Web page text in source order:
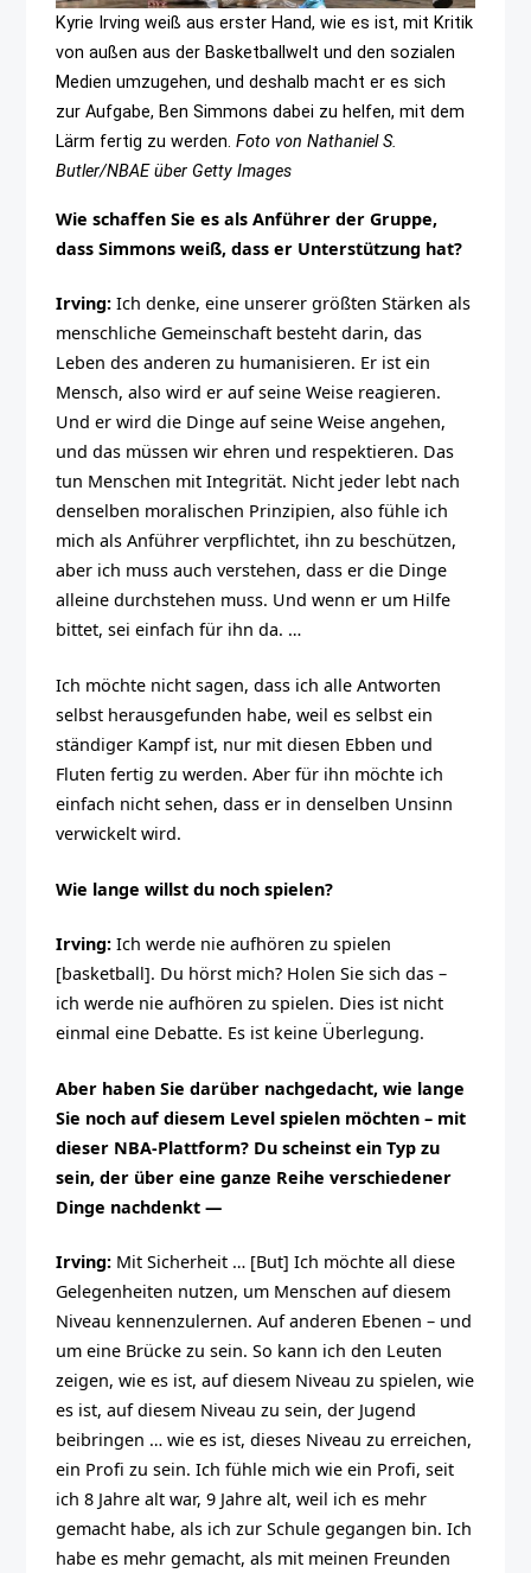
Kyrie Irving weiß aus erster Hand, wie es ist, mit Kritik
von außen aus der Basketballwelt und den sozialen
Medien umzugehen, und deshalb macht er es sich
zur Aufgabe, Ben Simmons dabei zu helfen, mit dem
Lärm fertig zu werden.Foto von Nathaniel S.
Butler/NBAE über Getty Images
Wie schaffen Sie es als Anführer der Gruppe,
dass Simmons weiß, dass er Unterstützung hat?
Irving:Ich denke, eine unserer größten Stärken als
menschliche Gemeinschaft besteht darin, das
Leben des anderen zu humanisieren. Er ist ein
Mensch, also wird er auf seine Weise reagieren.
Und er wird die Dinge auf seine Weise angehen,
und das müssen wir ehren und respektieren. Das
tun Menschen mit Integrität. Nicht jeder lebt nach
denselben moralischen Prinzipien, also fühle ich
mich als Anführer verpflichtet, ihn zu beschützen,
aber ich muss auch verstehen, dass er die Dinge
alleine durchstehen muss. Und wenn er um Hilfe
bittet, sei einfach für ihn da. …
Ich möchte nicht sagen, dass ich alle Antworten
selbst herausgefunden habe, weil es selbst ein
ständiger Kampf ist, nur mit diesen Ebben und
Fluten fertig zu werden. Aber für ihn möchte ich
einfach nicht sehen, dass er in denselben Unsinn
verwickelt wird.
Wie lange willst du noch spielen?
Irving: Ich werde nie aufhören zu spielen
[basketball]. Du hörst mich? Holen Sie sich das –
ich werde nie aufhören zu spielen. Dies ist nicht
einmal eine Debatte. Es ist keine Überlegung.
Aber haben Sie darüber nachgedacht, wie lange
Sie noch auf diesem Level spielen möchten – mit
dieser NBA-Plattform? Du scheinst ein Typ zu
sein, der über eine ganze Reihe verschiedener
Dinge nachdenkt —
Irving: Mit Sicherheit … [But] Ich möchte all diese
Gelegenheiten nutzen, um Menschen auf diesem
Niveau kennenzulernen. Auf anderen Ebenen – und
um eine Brücke zu sein. So kann ich den Leuten
zeigen, wie es ist, auf diesem Niveau zu spielen, wie
es ist, auf diesem Niveau zu sein, der Jugend
beibringen … wie es ist, dieses Niveau zu erreichen,
ein Profi zu sein. Ich fühle mich wie ein Profi, seit
ich 8 Jahre alt war, 9 Jahre alt, weil ich es mehr
gemacht habe, als ich zur Schule gegangen bin. Ich
habe es mehr gemacht, als mit meinen Freunden